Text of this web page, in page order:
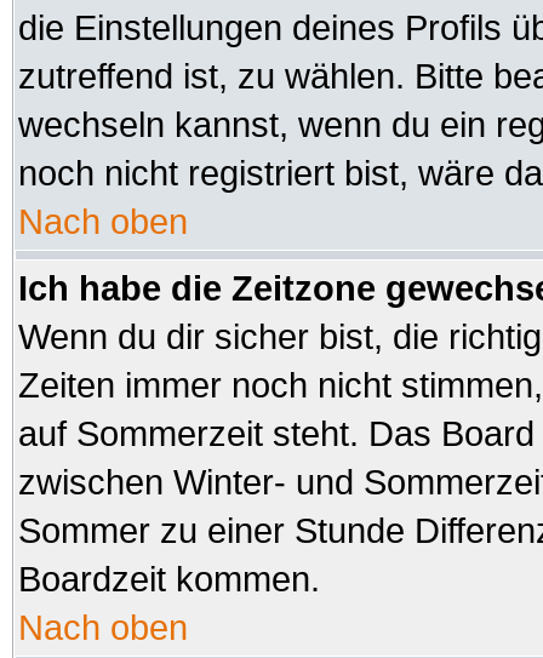
die Einstellungen deines Profils
zutreffend ist, zu wählen. Bitte
wechseln kannst, wenn du ein
noch nicht registriert bist, wäre
Nach oben
Ich habe die Zeitzone
Wenn du dir sicher bist, die
Zeiten immer noch nicht
auf Sommerzeit steht. Das
zwischen Winter- und
Sommer zu einer Stunde
Boardzeit kommen.
Nach oben